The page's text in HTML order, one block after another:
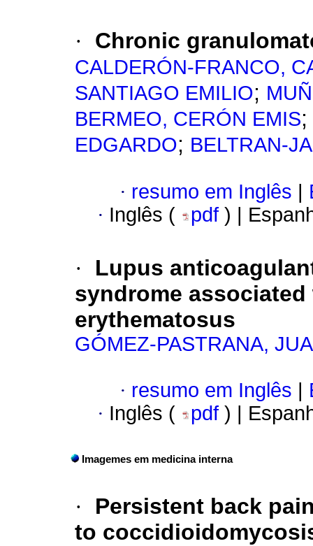
· Chronic
CALDERÓN-FRANCO,
SANTIAGO EMILIO;
BERMEO, CERÓN EMIS;
EDGARDO; BELTRAN-
· resumo em Inglês
· Inglês ( pdf ) |
·
Lupus
syndrome
erythematosus
GÓMEZ-PASTRANA,
· resumo em Inglês
· Inglês ( pdf ) |
Imagemes em medicina interna
·
Persistent back
to